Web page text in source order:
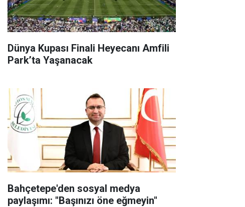
Dünya Kupası Finali Heyecanı Amfili
Park’ta Yaşanacak
Bahçetepe'den sosyal medya
paylaşımı: "Başınızı öne eğmeyin"